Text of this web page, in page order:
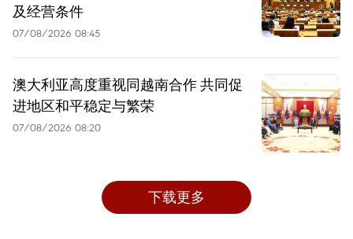
及经营条件
07/08/2026 08:45
澳大利亚高度重视同越南合作 共同促
进地区和平稳定与繁荣
07/08/2026 08:20
下载更多